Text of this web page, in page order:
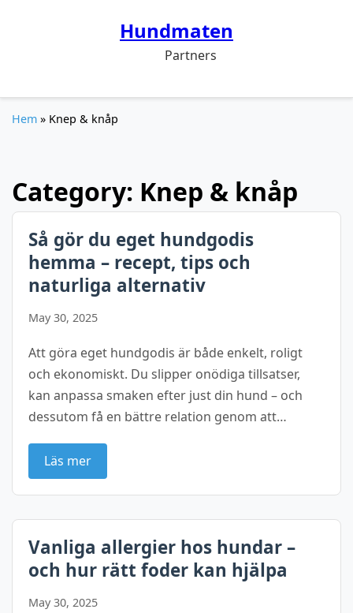
Hundmaten
Partners
Hem » Knep & knåp
Category: Knep & knåp
Så gör du eget hundgodis
hemma – recept, tips och
naturliga alternativ
May 30, 2025
Att göra eget hundgodis är både enkelt, roligt
och ekonomiskt. Du slipper onödiga tillsatser,
kan anpassa smaken efter just din hund – och
dessutom få en bättre relation genom att…
Läs mer
Vanliga allergier hos hundar –
och hur rätt foder kan hjälpa
May 30, 2025